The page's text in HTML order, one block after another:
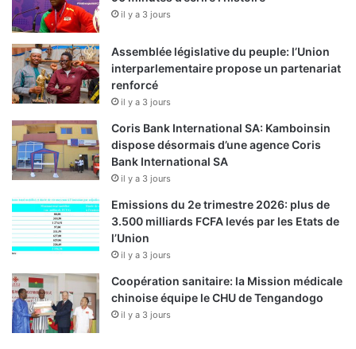
il y a 3 jours
Assemblée législative du peuple: l’Union
interparlementaire propose un partenariat
renforcé
il y a 3 jours
Coris Bank International SA: Kamboinsin
dispose désormais d’une agence Coris
Bank International SA
il y a 3 jours
Emissions du 2e trimestre 2026: plus de
3.500 milliards FCFA levés par les Etats de
l’Union
il y a 3 jours
Coopération sanitaire: la Mission médicale
chinoise équipe le CHU de Tengandogo
il y a 3 jours